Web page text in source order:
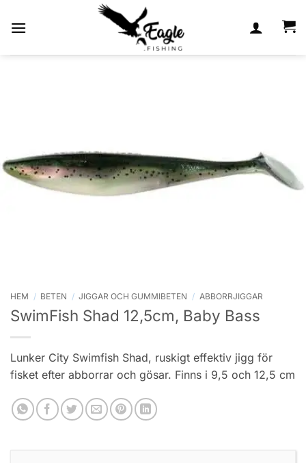
HEM / BETEN / JIGGAR OCH GUMMIBETEN / ABBORRJIGGAR
SwimFish Shad 12,5cm, Baby Bass
Lunker City Swimfish Shad, ruskigt effektiv jigg för
fisket efter abborrar och gösar. Finns i 9,5 och 12,5 cm